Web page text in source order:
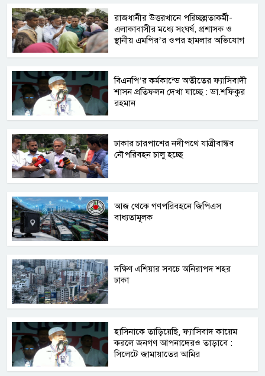
রাজধানীর উত্তরখানে পরিচ্ছন্নতাকর্মী-
এলাকাবাসীর মধ্যে সংঘর্ষ, প্রশাসক ও
স্থানীয় এমপির’র ওপর হামলার অভিযোগ
বিএনপি’র কর্মকান্ডে অতীতের ফ্যাসিবাদী
শাসন প্রতিফলন দেখা যাচ্ছে : ডা.শফিকুর
রহমান
ঢাকার চারপাশের নদীপথে যাত্রীবান্ধব
নৌপরিবহন চালু হচ্ছে
আজ থেকে গণপরিবহনে জিপিএস
বাধ্যতামূলক
দক্ষিণ এশিয়ার সবচে অনিরাপদ শহর
ঢাকা
হাসিনাকে তাড়িয়েছি, ফ্যাসিবাদ কায়েম
করলে জনগণ আপনাদেরও তাড়াবে :
সিলেটে জামায়াতের আমির